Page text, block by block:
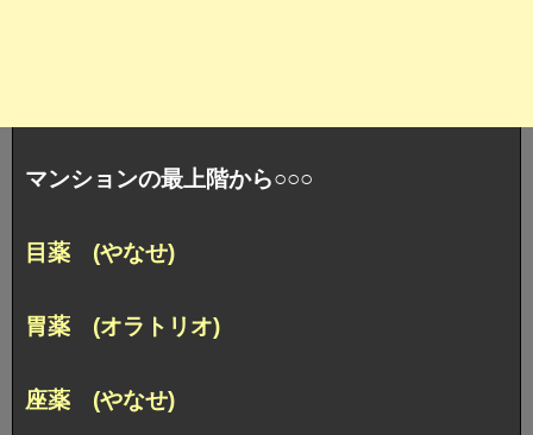
マンションの最上階から○○○
目薬 (やなせ)
胃薬 (オラトリオ)
座薬 (やなせ)